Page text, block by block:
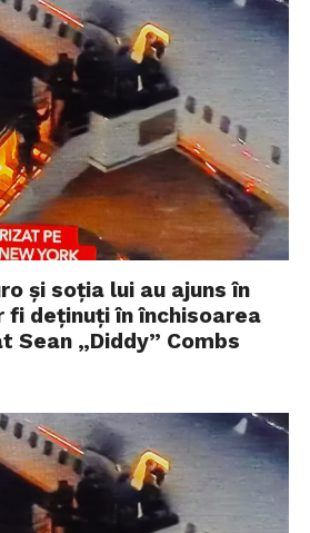
și soția lui au ajuns în
fi deținuți în închisoarea
Sean „Diddy” Combs